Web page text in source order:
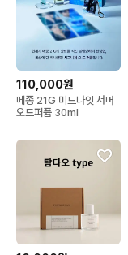
110,000원
메종 21G 미드나잇 서머
오드퍼퓸 30ml